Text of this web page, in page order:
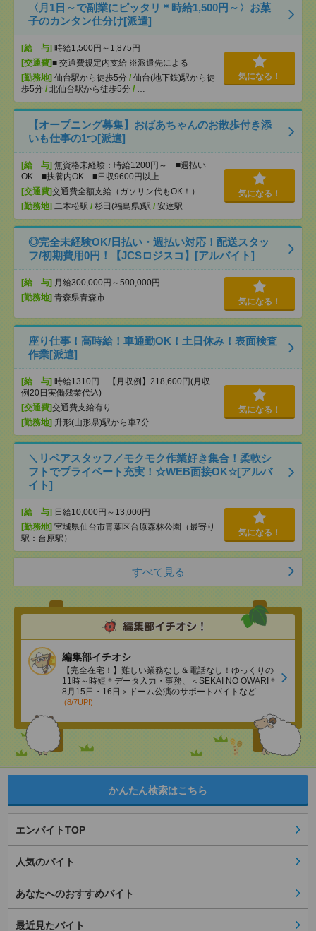
〈月1日～で副業にピッタリ＊時給1,500円～〉お菓
子のカンタン仕分け[派遣]
[給 与] 時給1,500円～1,875円
[交通費]■ 交通費規定内支給 ※派遣先による
[勤務地] 仙台駅から徒歩5分 / 仙台(地下鉄)駅から徒
歩5分 / 北仙台駅から徒歩5分 / …
気になる！
【オープニング募集】おばあちゃんのお散歩付き添
いも仕事の1つ[派遣]
[給 与] 無資格未経験：時給1200円～ ■週払い
OK ■扶養内OK ■日収9600円以上
[交通費]交通費全額支給（ガソリン代もOK！）
[勤務地] 二本松駅 / 杉田(福島県)駅 / 安達駅
気になる！
◎完全未経験OK/日払い・週払い対応！配送スタッ
フ/初期費用0円！【JCSロジスコ】[アルバイト]
[給 与] 月給300,000円～500,000円
[勤務地] 青森県青森市 気になる！
座り仕事！高時給！車通勤OK！土日休み！表面検査
作業[派遣]
[給 与] 時給1310円 【月収例】218,600円(月収
例20日実働残業代込)
[交通費]交通費支給有り
[勤務地] 升形(山形県)駅から車7分
気になる！
＼リペアスタッフ／モクモク作業好き集合！柔軟シ
フトでプライベート充実！☆WEB面接OK☆[アルバ
イト]
[給 与] 日給10,000円～13,000円
[勤務地] 宮城県仙台市青葉区台原森林公園（最寄り
駅：台原駅）
気になる！
すべて見る
編集部イチオシ
【完全在宅！】難しい業務なし＆電話なし！ゆっくりの
11時～時短＊データ入力・事務、＜SEKAI NO OWARI＊
8月15日・16日＞ドーム公演のサポートバイトなど
(8/7UP!)
かんたん検索はこちら
エンバイトTOP
人気のバイト
あなたへのおすすめバイト
最近見たバイト